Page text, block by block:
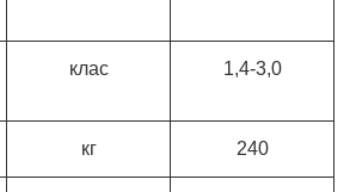
клас 1,4-3,0
кг 240